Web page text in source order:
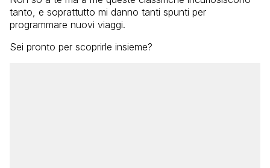
tanto, e soprattutto mi danno tanti spunti per
programmare nuovi viaggi.
Sei pronto per scoprirle insieme?